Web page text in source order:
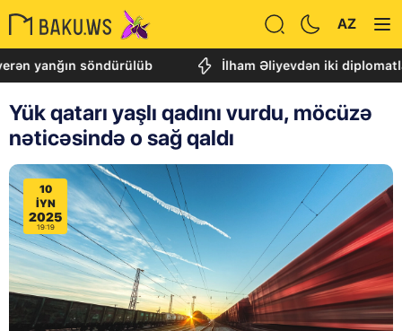
AZ
söndürülüb İlham Əliyevdən iki diplomatla bağlı
Yük qatarı yaşlı qadını vurdu, möcüzə
nəticəsində o sağ qaldı
10
IYN
2025
19:19